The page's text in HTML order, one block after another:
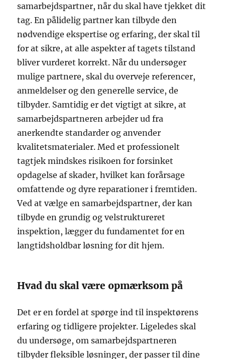
samarbejdspartner, når du skal have tjekket dit
tag. En pålidelig partner kan tilbyde den
nødvendige ekspertise og erfaring, der skal til
for at sikre, at alle aspekter af tagets tilstand
bliver vurderet korrekt. Når du undersøger
mulige partnere, skal du overveje referencer,
anmeldelser og den generelle service, de
tilbyder. Samtidig er det vigtigt at sikre, at
samarbejdspartneren arbejder ud fra
anerkendte standarder og anvender
kvalitetsmaterialer. Med et professionelt
tagtjek mindskes risikoen for forsinket
opdagelse af skader, hvilket kan forårsage
omfattende og dyre reparationer i fremtiden.
Ved at vælge en samarbejdspartner, der kan
tilbyde en grundig og velstruktureret
inspektion, lægger du fundamentet for en
langtidsholdbar løsning for dit hjem.
Hvad du skal være opmærksom på
Det er en fordel at spørge ind til inspektørens
erfaring og tidligere projekter. Ligeledes skal
du undersøge, om samarbejdspartneren
tilbyder fleksible løsninger, der passer til dine